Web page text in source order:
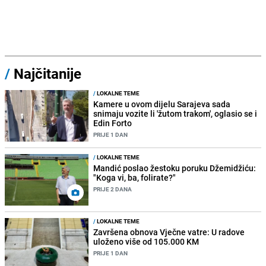
/ Najčitanije
/LOKALNE TEME
Kamere u ovom dijelu Sarajeva sada
snimaju vozite li 'žutom trakom', oglasio se i
Edin Forto
PRIJE 1 DAN
/LOKALNE TEME
Mandić poslao žestoku poruku Džemidžiću:
"Koga vi, ba, folirate?"
PRIJE 2 DANA
/LOKALNE TEME
Završena obnova Vječne vatre: U radove
uloženo više od 105.000 KM
PRIJE 1 DAN